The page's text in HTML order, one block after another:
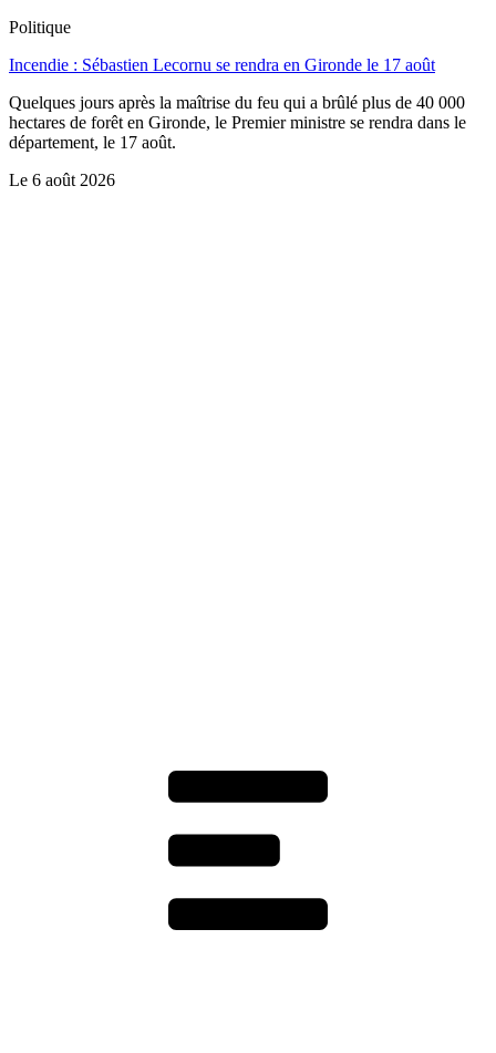
Politique
Incendie : Sébastien Lecornu se rendra en Gironde le 17 août
Quelques jours après la maîtrise du feu qui a brûlé plus de 40 000
hectares de forêt en Gironde, le Premier ministre se rendra dans le
département, le 17 août.
Le 6 août 2026